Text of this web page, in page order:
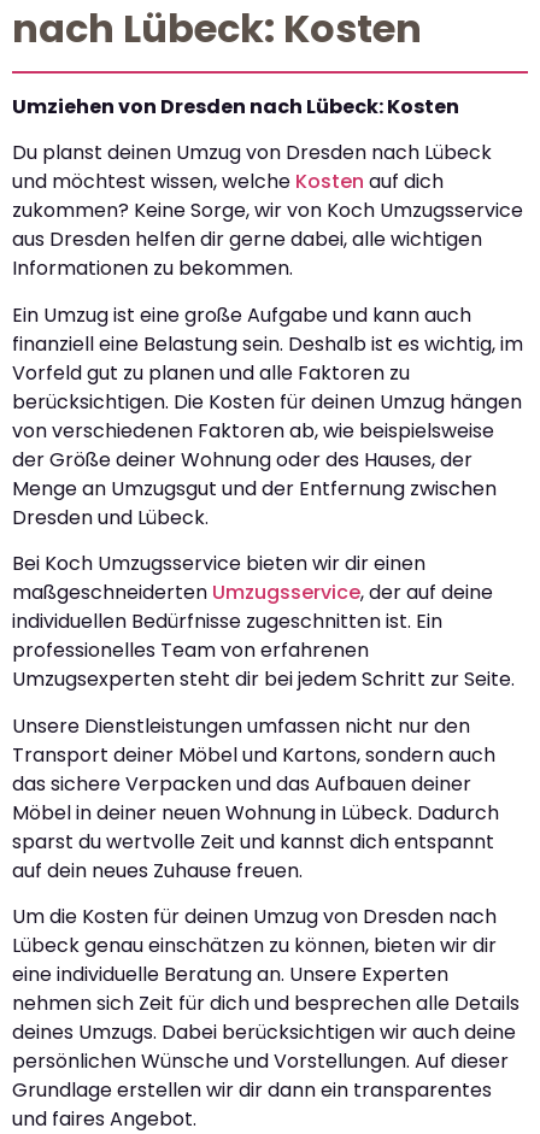
nach Lübeck: Kosten
Umziehen von Dresden nach Lübeck: Kosten
Du planst deinen Umzug von Dresden nach Lübeck
und möchtest wissen, welche Kosten auf dich
zukommen? Keine Sorge, wir von Koch Umzugsservice
aus Dresden helfen dir gerne dabei, alle wichtigen
Informationen zu bekommen.
Ein Umzug ist eine große Aufgabe und kann auch
finanziell eine Belastung sein. Deshalb ist es wichtig, im
Vorfeld gut zu planen und alle Faktoren zu
berücksichtigen. Die Kosten für deinen Umzug hängen
von verschiedenen Faktoren ab, wie beispielsweise
der Größe deiner Wohnung oder des Hauses, der
Menge an Umzugsgut und der Entfernung zwischen
Dresden und Lübeck.
Bei Koch Umzugsservice bieten wir dir einen
maßgeschneiderten Umzugsservice, der auf deine
individuellen Bedürfnisse zugeschnitten ist. Ein
professionelles Team von erfahrenen
Umzugsexperten steht dir bei jedem Schritt zur Seite.
Unsere Dienstleistungen umfassen nicht nur den
Transport deiner Möbel und Kartons, sondern auch
das sichere Verpacken und das Aufbauen deiner
Möbel in deiner neuen Wohnung in Lübeck. Dadurch
sparst du wertvolle Zeit und kannst dich entspannt
auf dein neues Zuhause freuen.
Um die Kosten für deinen Umzug von Dresden nach
Lübeck genau einschätzen zu können, bieten wir dir
eine individuelle Beratung an. Unsere Experten
nehmen sich Zeit für dich und besprechen alle Details
deines Umzugs. Dabei berücksichtigen wir auch deine
persönlichen Wünsche und Vorstellungen. Auf dieser
Grundlage erstellen wir dir dann ein transparentes
und faires Angebot.